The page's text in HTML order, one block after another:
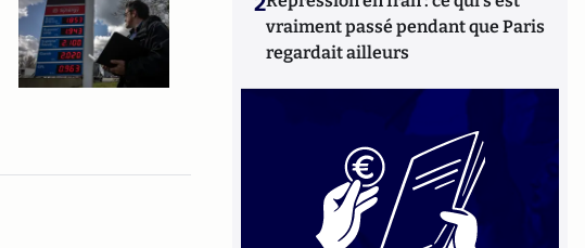
vraiment passé pendant que Paris
regardait ailleurs